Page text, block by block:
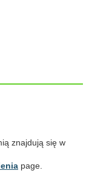
znajdują się w
page.